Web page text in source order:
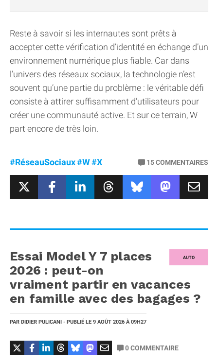
Reste à savoir si les internautes sont prêts à
accepter cette vérification d’identité en échange d’un
environnement numérique plus fiable. Car dans
l’univers des réseaux sociaux, la technologie n’est
souvent qu’une partie du problème : le véritable défi
consiste à attirer suffisamment d’utilisateurs pour
créer une communauté active. Et sur ce terrain, W
part encore de très loin.
#RéseauSociaux#W#X 15COMMENTAIRES
AUTO
Essai Model Y 7 places
2026 : peut-on
vraiment partir en vacances
en famille avec des bagages ?
PAR DIDIER PULICANI - PUBLIÉ LE 9 AOÛT 2026 À 09H27
0COMMENTAIRE